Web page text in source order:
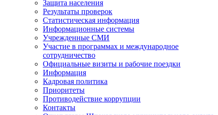
Защита населения
Результаты проверок
Статистическая информация
Информационные системы
Учрежденные СМИ
Участие в программах и международное
сотрудничество
Официальные визиты и рабочие поездки
Информация
Кадровая политика
Приоритеты
Противодействие коррупции
Контакты